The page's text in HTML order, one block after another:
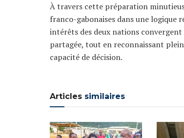
À travers cette préparation
franco-gabonaises dans une logique
intérêts des deux nations
partagée, tout en reconnaissant
capacité de décision.
Articles similaires